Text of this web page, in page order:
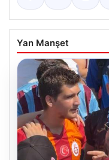
Yan Manşet